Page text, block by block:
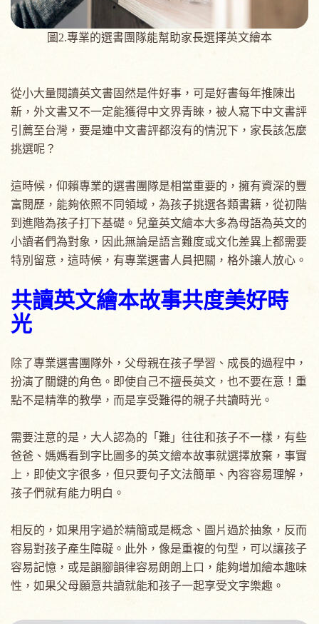
圖2.專業的選書團隊能幫助家長選擇英文繪本
從小大量閱讀英文書固然是件好事，可是好書每年推陳出
新，外文書又不一定能獲得中文界青睞，被人寫下中文書評
引薦至台灣，要是連中文書評都沒有的情況下，家長該怎麼
挑選呢？
這時候，仰賴專業的選書團隊是相當重要的，擁有資深的豐
富閱歷，能夠依照不同領域，為孩子挑選各類書籍，從初階
到進階為孩子打下基礎。兒童英文繪本大多為母語為英文的
小讀者們為對象，因此無論是語言難度或文化差異上都需要
特別留意，這時候，有專業選書人員把關，格外讓人放心。
共讀英文繪本故事共度美好時
光
除了專業選書團隊外，父母親在孩子學習、成長的過程中，
扮演了關鍵的角色。即使自己不擅長英文，也不要在意！重
點不是精準的教學，而是享受難得的親子共讀時光。
需要注意的是，大人認為的「難」往往和孩子不一樣，有些
爸爸、媽媽看到字比圖多的英文繪本故事就選擇放棄，事實
上，即使文字很多，但只要句子文法簡單、內容容易理解，
孩子們就有能力明白。
相反的，如果用字過於精簡或是概念、圖片過於抽象，反而
容易對孩子產生障礙。此外，像是重複的句型，可以讓孩子
容易記憶，或是韻腳韻律容易朗朗上口，能夠增加繪本趣味
性，如果父母願意共讀就能和孩子一起享受文字樂趣。